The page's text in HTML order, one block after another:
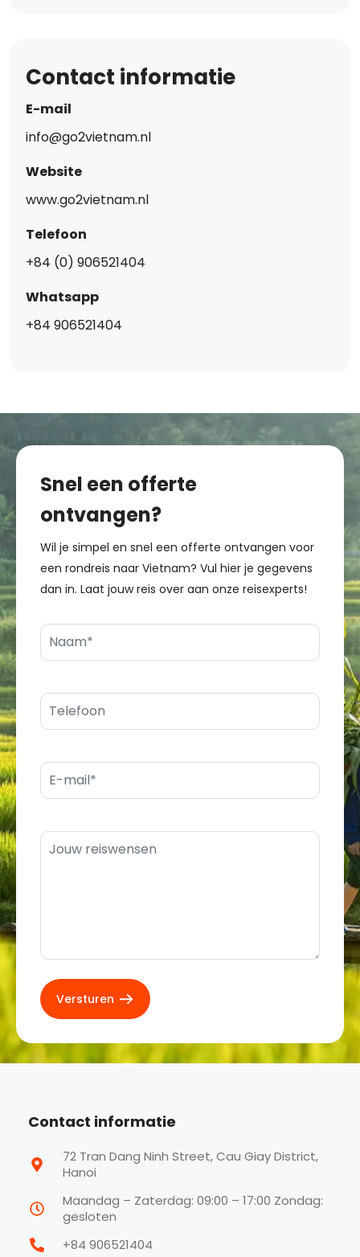
Contact informatie
E-mail
info@go2vietnam.nl
Website
www.go2vietnam.nl
Telefoon
+84 (0) 906521404
Whatsapp
+84 906521404
Snel een offerte
ontvangen?
Wil je simpel en snel een offerte ontvangen voor
een rondreis naar Vietnam? Vul hier je gegevens
dan in. Laat jouw reis over aan onze reisexperts!
Contact informatie
72 Tran Dang Ninh Street, Cau Giay District,
Hanoi
Maandag – Zaterdag: 09:00 – 17:00 Zondag:
gesloten
+84 906521404